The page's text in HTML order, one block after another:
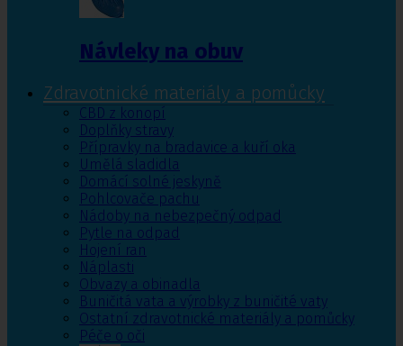
Návleky na obuv
Zdravotnické materiály a pomůcky
CBD z konopí
Doplňky stravy
Přípravky na bradavice a kuří oka
Umělá sladidla
Domácí solné jeskyně
Pohlcovače pachu
Nádoby na nebezpečný odpad
Pytle na odpad
Hojení ran
Náplasti
Obvazy a obinadla
Buničitá vata a výrobky z buničité vaty
Ostatní zdravotnické materiály a pomůcky
Péče o oči